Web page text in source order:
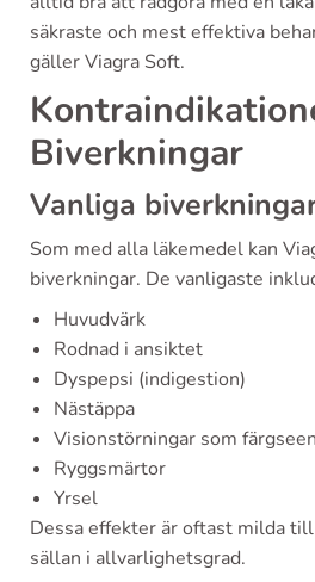
säkraste och mest effektiva
gäller Viagra Soft.
Biverkningar
Vanliga
Som med alla läkemedel kan
biverkningar. De vanligaste
Huvudvärk
Rodnad i ansiktet
Dyspepsi (indigestion)
Nästäppa
Visionstörningar som
Ryggsmärtor
Yrsel
Dessa effekter är oftast milda
sällan i allvarlighetsgrad.